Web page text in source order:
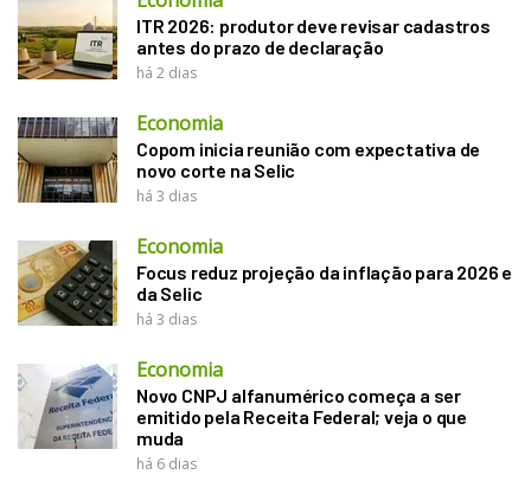
ITR 2026: produtor deve revisar cadastros
antes do prazo de declaração
há 2 dias
Economia
Copom inicia reunião com expectativa de
novo corte na Selic
há 3 dias
Economia
Focus reduz projeção da inflação para 2026 e
da Selic
há 3 dias
Economia
Novo CNPJ alfanumérico começa a ser
emitido pela Receita Federal; veja o que
muda
há 6 dias